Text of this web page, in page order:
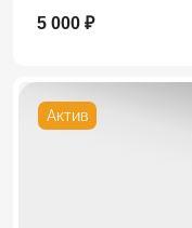
5 000 ₽
Актив